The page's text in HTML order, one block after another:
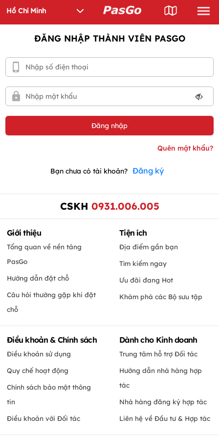
ĐĂNG NHẬP THÀNH VIÊN PASGO
Bạn chưa có tài khoản? Đăng ký
CSKH 0931.006.005
Giới thiệu
Tổng quan về nền tảng
PasGo
Hướng dẫn đặt chỗ
Câu hỏi thường gặp khi đặt
chỗ
Tiện ích
Địa điểm gần bạn
Tìm kiếm ngay
Ưu đãi đang Hot
Khám phá các Bộ sưu tập
Điều khoản & Chính sách
Điều khoản sử dụng
Quy chế hoạt động
Chính sách bảo mật thông
tin
Điều khoản với Đối tác
Dành cho Kinh doanh
Trung tâm hỗ trợ Đối tác
Hướng dẫn nhà hàng hợp
tác
Nhà hàng đăng ký hợp tác
Liên hệ về Đầu tư & Hợp tác